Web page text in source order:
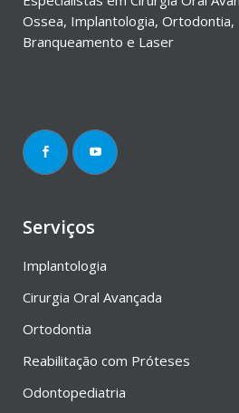
Ossea, Implantologia,
Branqueamento e Laser
Serviços
Implantologia
Cirurgia Oral Avançada
Ortodontia
Reabilitação com Próteses
Odontopediatria